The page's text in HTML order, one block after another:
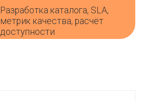
Разработка каталога, SLA,
метрик качества, расчёт
доступности